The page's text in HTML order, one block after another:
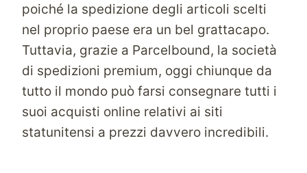
poiché la spedizione degli articoli scelti
nel proprio paese era un bel grattacapo.
Tuttavia, grazie a Parcelbound, la società
di spedizioni premium, oggi chiunque da
tutto il mondo può farsi consegnare tutti i
suoi acquisti online relativi ai siti
statunitensi a prezzi davvero incredibili.